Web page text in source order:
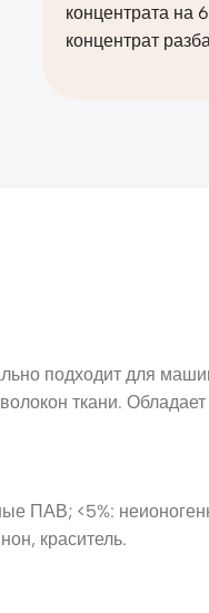
концентрата на
концентрат
подходит для
ткани.
ПАВ; <5%:
краситель.